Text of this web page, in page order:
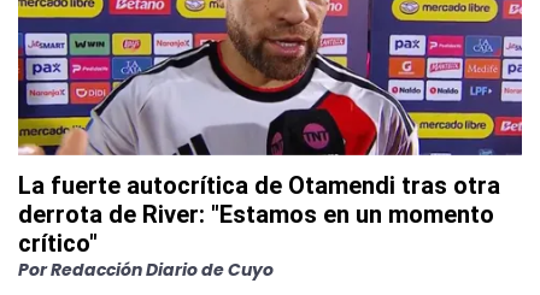
La fuerte autocrítica de Otamendi tras otra
derrota de River: "Estamos en un momento
crítico"
PorRedacción Diario de Cuyo